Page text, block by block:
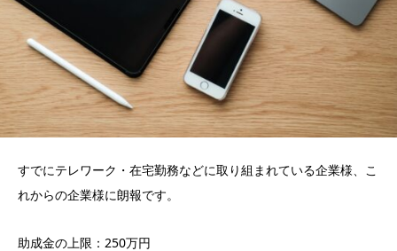
すでにテレワーク・在宅勤務などに取り組まれている企業様、こ
れからの企業様に朗報です。
助成金の上限：250万円